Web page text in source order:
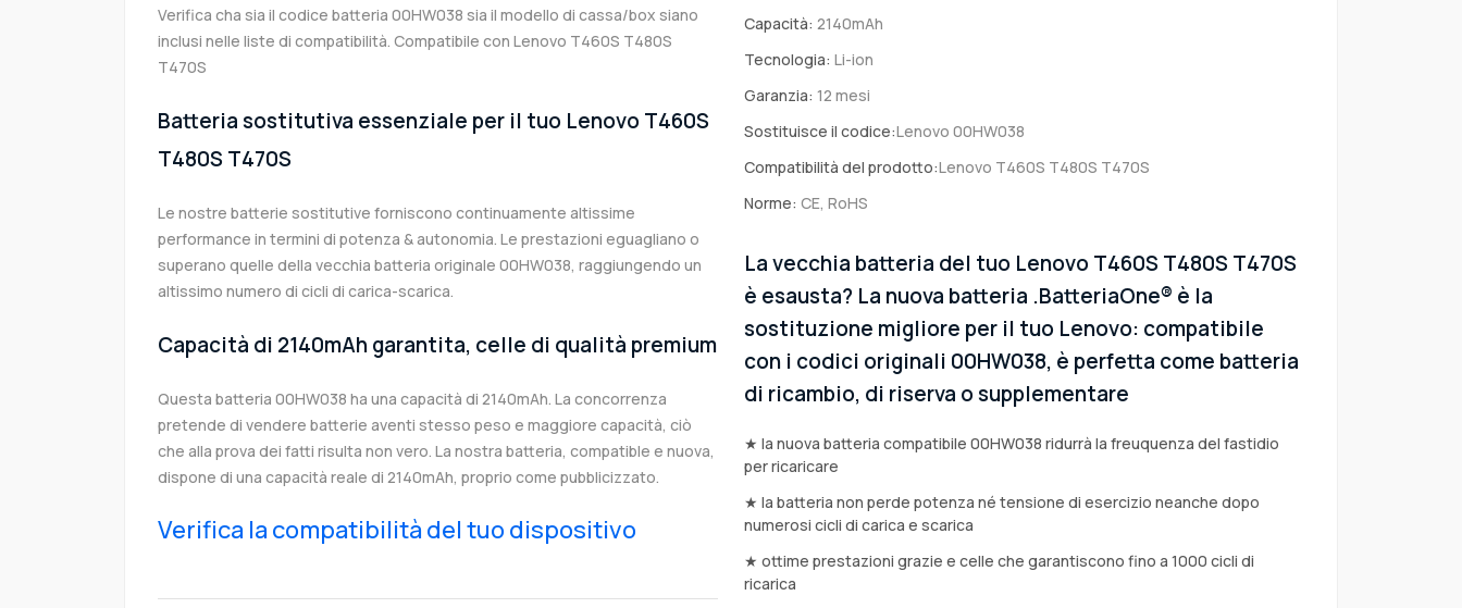
Verifica cha sia il codice batteria 00HW038 sia il modello di cassa/box siano
inclusi nelle liste di compatibilità. Compatibile con Lenovo T460S T480S
T470S
Batteria sostitutiva essenziale per il tuo Lenovo T460S
T480S T470S
Le nostre batterie sostitutive forniscono continuamente altissime
performance in termini di potenza & autonomia. Le prestazioni eguagliano o
superano quelle della vecchia batteria originale 00HW038, raggiungendo un
altissimo numero di cicli di carica-scarica.
Capacità di 2140mAh garantita, celle di qualità premium
Questa batteria 00HW038 ha una capacità di 2140mAh. La concorrenza
pretende di vendere batterie aventi stesso peso e maggiore capacità, ciò
che alla prova dei fatti risulta non vero. La nostra batteria, compatible e nuova,
dispone di una capacità reale di 2140mAh, proprio come pubblicizzato.
Verifica la compatibilità del tuo dispositivo
Capacità: 2140mAh
Tecnologia: Li-ion
Garanzia: 12 mesi
Sostituisce il codice:Lenovo 00HW038
Compatibilità del prodotto:Lenovo T460S T480S T470S
Norme: CE, RoHS
La vecchia batteria del tuo Lenovo T460S T480S T470S
è esausta? La nuova batteria .BatteriaOne® è la
sostituzione migliore per il tuo Lenovo: compatibile
con i codici originali 00HW038, è perfetta come batteria
di ricambio, di riserva o supplementare
★ la nuova batteria compatibile 00HW038 ridurrà la freuquenza del fastidio
per ricaricare
★ la batteria non perde potenza né tensione di esercizio neanche dopo
numerosi cicli di carica e scarica
★ ottime prestazioni grazie e celle che garantiscono fino a 1000 cicli di
ricarica